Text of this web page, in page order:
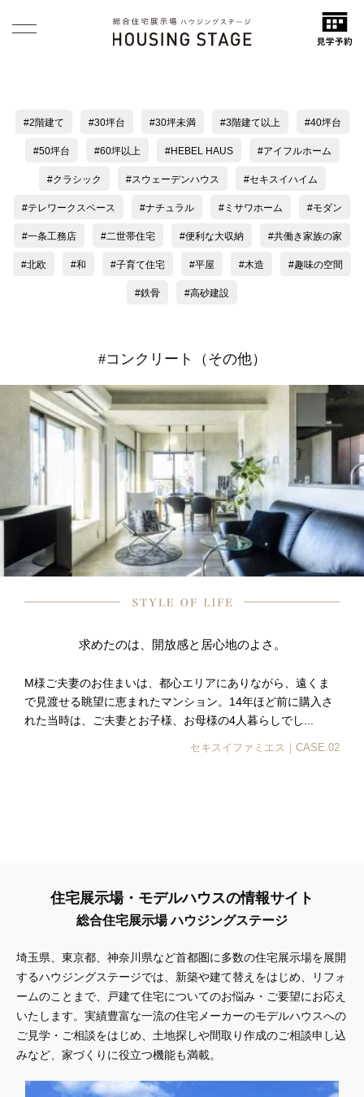
2階建て 30坪台 30坪未満 3階建て以上 40坪台
50坪台 60坪以上 HEBEL HAUS アイフルホーム
クラシック スウェーデンハウス セキスイハイム
テレワークスペース ナチュラル ミサワホーム モダン
一条工務店 二世帯住宅 便利な大収納 共働き家族の家
北欧 和 子育て住宅 平屋 木造 趣味の空間
鉄骨 高砂建設
#コンクリート（その他）
求めたのは、開放感と居心地のよさ。
M様ご夫妻のお住まいは、都心エリアにありながら、遠くま
で見渡せる眺望に恵まれたマンション。14年ほど前に購入さ
れた当時は、ご夫妻とお子様、お母様の4人暮らしでし...
セキスイファミエス｜CASE.02
住宅展示場・モデルハウスの情報サイト
総合住宅展示場 ハウジングステージ
埼玉県、東京都、神奈川県など首都圏に多数の住宅展示場を展開
するハウジングステージでは、新築や建て替えをはじめ、リフォ
ームのことまで、戸建て住宅についてのお悩み・ご要望にお応え
いたします。実績豊富な一流の住宅メーカーのモデルハウスへの
ご見学・ご相談をはじめ、土地探しや間取り作成のご相談申し込
みなど、家づくりに役立つ機能も満載。